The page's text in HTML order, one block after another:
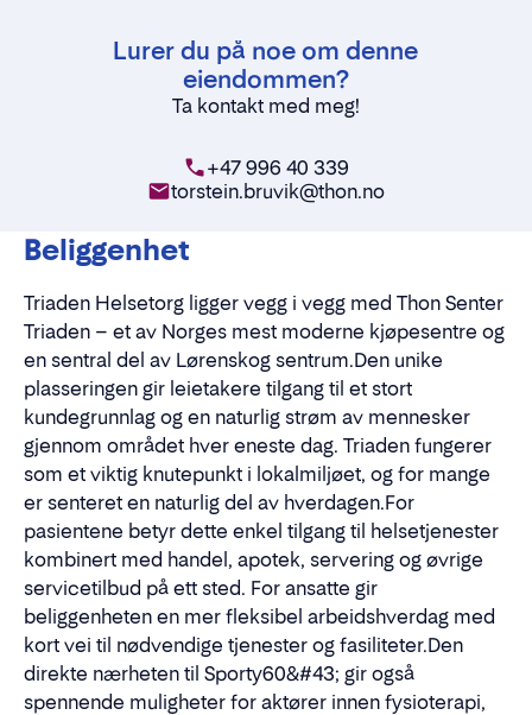
Lurer du på noe om denne
eiendommen?
Ta kontakt med meg!
+47 996 40 339
torstein.bruvik@thon.no
Beliggenhet
Triaden Helsetorg ligger vegg i vegg med Thon Senter
Triaden – et av Norges mest moderne kjøpesentre og
en sentral del av Lørenskog sentrum.Den unike
plasseringen gir leietakere tilgang til et stort
kundegrunnlag og en naturlig strøm av mennesker
gjennom området hver eneste dag. Triaden fungerer
som et viktig knutepunkt i lokalmiljøet, og for mange
er senteret en naturlig del av hverdagen.For
pasientene betyr dette enkel tilgang til helsetjenester
kombinert med handel, apotek, servering og øvrige
servicetilbud på ett sted. For ansatte gir
beliggenheten en mer fleksibel arbeidshverdag med
kort vei til nødvendige tjenester og fasiliteter.Den
direkte nærheten til Sporty60&#43; gir også
spennende muligheter for aktører innen fysioterapi,